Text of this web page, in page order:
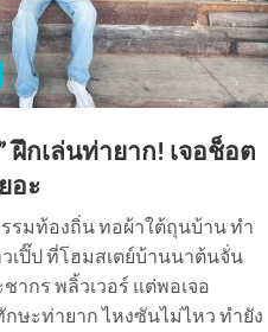
ฝึกเล่นท่ายาก! เจอช็อต
อะ
รมท้องถิ่น ทอผ้าใต้ถุนบ้าน ทำ
เปิ๊ป ที่โฮมสเตย์บ้านนาต้นจั่น
ากร พลิ้วเวอร์ แต่พอเจอ
ษะท่ายาก ไหงซันไม่ไหว ทำยัง